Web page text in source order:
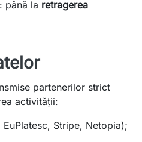
până la retragerea
partenerilor strict
activității:
Stripe, Netopia);